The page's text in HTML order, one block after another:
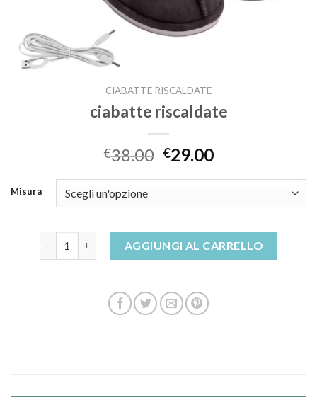
CIABATTE RISCALDATE
ciabatte riscaldate
€38.00 €29.00
Misura
AGGIUNGI AL CARRELLO